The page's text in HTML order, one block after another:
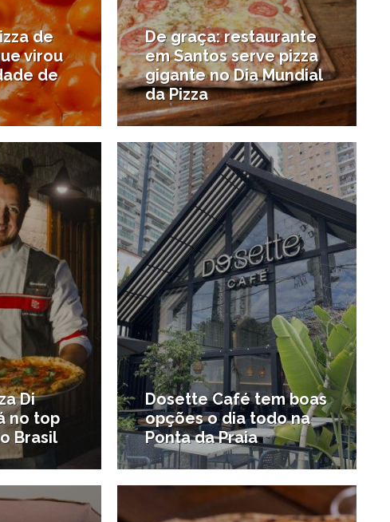
de
virou
de
De graça: restaurante
em Santos serve pizza
gigante no Dia Mundial
da Pizza
11/04/2025
Di
no top
Brasil
8/04/2025
Dosette Café tem boas
opções o dia todo na
Ponta da Praia
22/07/2024 23/04/2024